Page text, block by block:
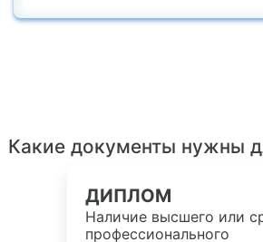
Какие документы нужны
ДИПЛОМ
Наличие высшего или
профессионального